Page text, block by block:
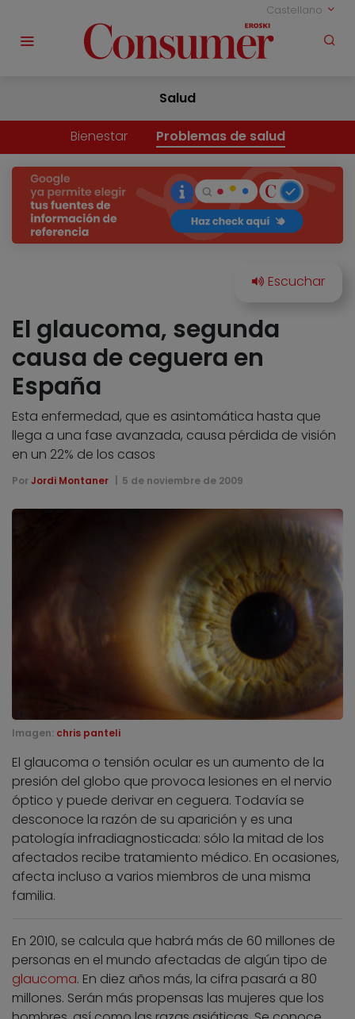
Castellano
Salud
Bienestar Problemas de salud
El glaucoma, segunda
causa de ceguera en
España
Esta enfermedad, que es asintomática hasta que
llega a una fase avanzada, causa pérdida de visión
en un 22% de los casos
Por Jordi Montaner 5 de noviembre de 2009
Imagen: chris panteli
El glaucoma o tensión ocular es un aumento de la
presión del globo que provoca lesiones en el nervio
óptico y puede derivar en ceguera. Todavía se
desconoce la razón de su aparición y es una
patología infradiagnosticada: sólo la mitad de los
afectados recibe tratamiento médico. En ocasiones,
afecta incluso a varios miembros de una misma
familia.
En 2010, se calcula que habrá más de 60 millones de
personas en el mundo afectadas de algún tipo de
glaucoma. En diez años más, la cifra pasará a 80
millones. Serán más propensas las mujeres que los